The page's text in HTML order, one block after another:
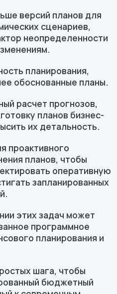
версий планов для
сценариев,
неопределенности
планирования,
обоснованные планы.
расчет прогнозов,
планов бизнес-
их детальность.
проактивного
планов, чтобы
оперативную
запланированных
этих задач может
программное
планирования и
шага, чтобы
бюджетный